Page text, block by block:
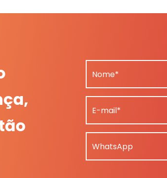
Nome*
E-mail*
WhatsApp